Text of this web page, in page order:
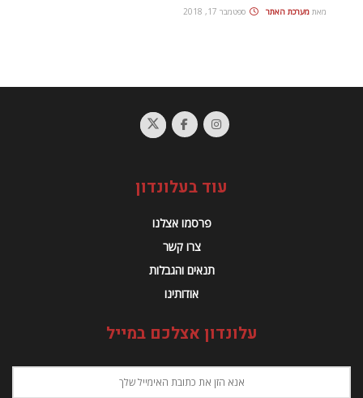
מאת מערכת האתר ספטמבר 17, 2018
עוד בעלונדון
פרסמו אצלנו
צרו קשר
תנאים והגבלות
אודותינו
עלונדון אצלכם במייל